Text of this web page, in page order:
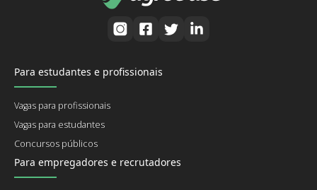
Para estudantes e profissionais
Vagas para profissionais
Vagas para estudantes
Concursos públicos
Para empregadores e recrutadores